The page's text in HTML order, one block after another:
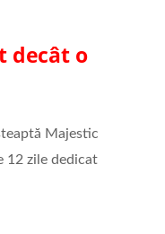
decât o
Majestic
12 zile dedicat